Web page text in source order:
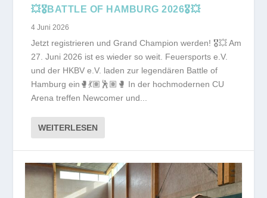
💥🎖️BATTLE OF HAMBURG 2026🎖️💥
4 Juni 2026
Jetzt registrieren und Grand Champion werden! 🎖️💥 Am
27. Juni 2026 ist es wieder so weit. Feuersports e.V.
und der HKBV e.V. laden zur legendären Battle of
Hamburg ein🥊💃🏽🕺🏽🥊 In der hochmodernen CU
Arena treffen Newcomer und...
WEITERLESEN